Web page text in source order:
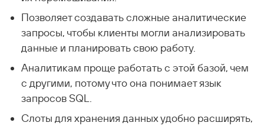
Позволяет создавать сложные аналитические
запросы, чтобы клиенты могли анализировать
данные и планировать свою работу.
Аналитикам проще работать с этой базой, чем
с другими, потому что она понимает язык
запросов SQL.
Слоты для хранения данных удобно расширять,